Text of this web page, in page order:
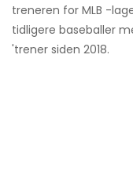
treneren for MLB -
tidligere baseballer
'trener siden 2018.